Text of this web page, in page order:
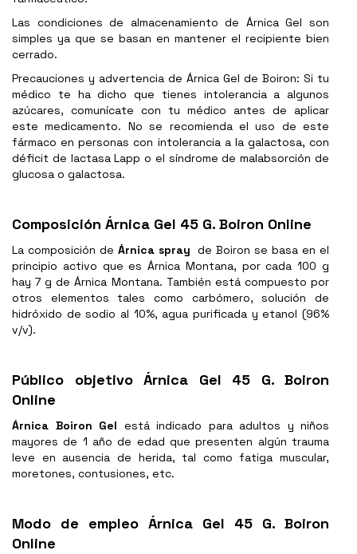
Las condiciones de almacenamiento de Árnica Gel son
simples ya que se basan en mantener el recipiente bien
cerrado.
Precauciones y advertencia de Árnica Gel de Boiron: Si tu
médico te ha dicho que tienes intolerancia a algunos
azúcares, comunícate con tu médico antes de aplicar
este medicamento. No se recomienda el uso de este
fármaco en personas con intolerancia a la galactosa, con
déficit de lactasa Lapp o el síndrome de malabsorción de
glucosa o galactosa.
Composición Árnica Gel 45 G. Boiron Online
La composición de Árnica sprayde Boiron se basa en el
principio activo que es Árnica Montana, por cada 100 g
hay 7 g de Árnica Montana. También está compuesto por
otros elementos tales como carbómero, solución de
hidróxido de sodio al 10%, agua purificada y etanol (96%
v/v).
Público objetivo Árnica Gel 45 G. Boiron
Online
Árnica Boiron Gel está indicado para adultos y niños
mayores de 1 año de edad que presenten algún trauma
leve en ausencia de herida, tal como fatiga muscular,
moretones, contusiones, etc.
Modo de empleo Árnica Gel 45 G. Boiron
Online